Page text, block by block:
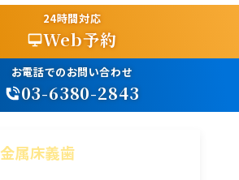
24時間対応
Web予約
お電話でのお問い合わせ
03-6380-2843
レジン床義歯
ーな入れ歯。プラスチック（レジ
）に人工歯を配置したもの。
金属床義歯